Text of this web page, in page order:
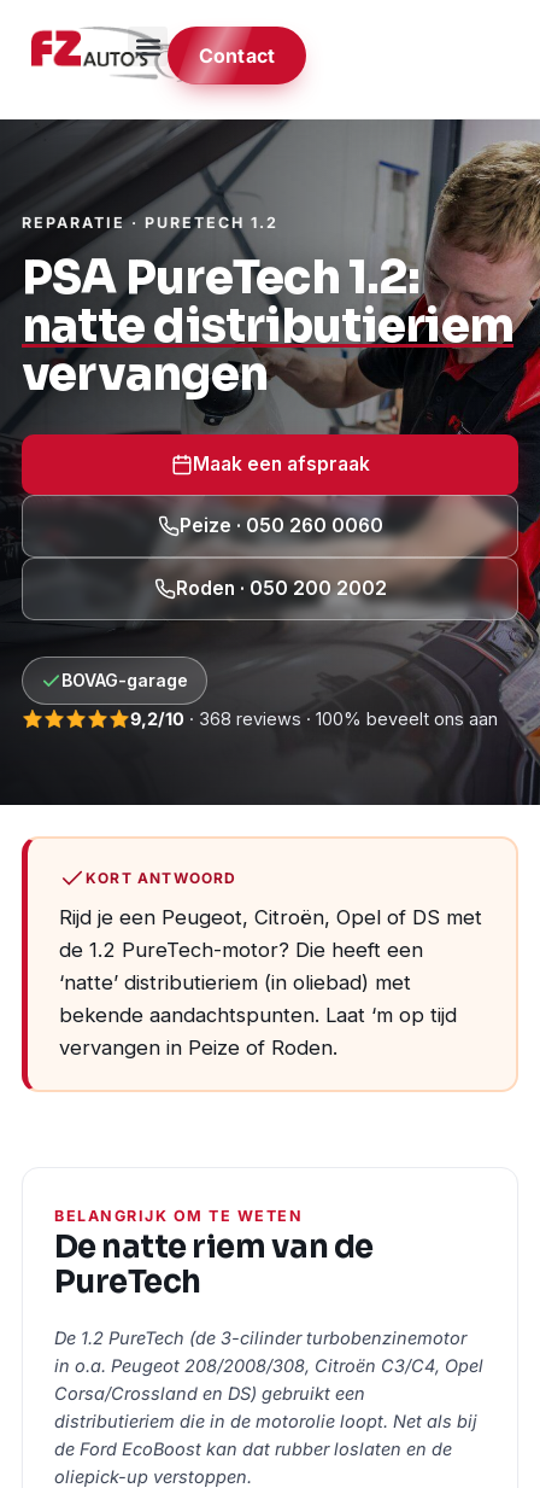
Contact
REPARATIE · PURETECH 1.2
PSA PureTech 1.2:
natte distributieriem
vervangen
Maak een afspraak
Peize · 050 260 0060
Roden · 050 200 2002
BOVAG-garage
9,2/10 · 368 reviews · 100% beveelt ons aan
KORT ANTWOORD
Rijd je een Peugeot, Citroën, Opel of DS met
de 1.2 PureTech-motor? Die heeft een
‘natte’ distributieriem (in oliebad) met
bekende aandachtspunten. Laat ‘m op tijd
vervangen in Peize of Roden.
BELANGRIJK OM TE WETEN
De natte riem van de
PureTech
De 1.2 PureTech (de 3-cilinder turbobenzinemotor
in o.a. Peugeot 208/2008/308, Citroën C3/C4, Opel
Corsa/Crossland en DS) gebruikt een
distributieriem die in de motorolie loopt. Net als bij
de Ford EcoBoost kan dat rubber loslaten en de
oliepick-up verstoppen.